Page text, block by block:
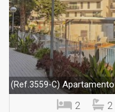
(Ref.3559-C)Apartamento
2 2